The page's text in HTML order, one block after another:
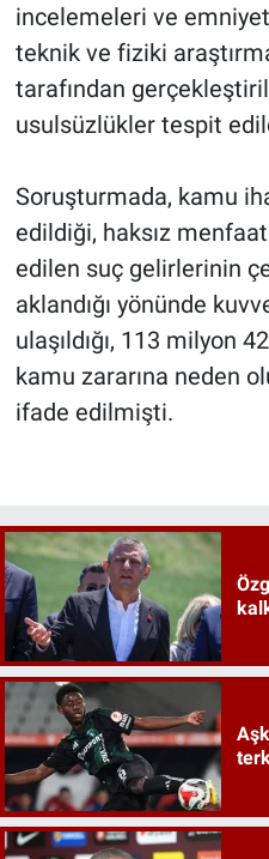
incelemeleri ve
teknik ve fiziki
tarafından
usulsüzlükler tespit
Soruşturmada, kamu
edildiği, haksız
edilen suç gelirlerinin
aklandığı yönünde
ulaşıldığı, 113 milyon
kamu zararına neden
ifade edilmişti.